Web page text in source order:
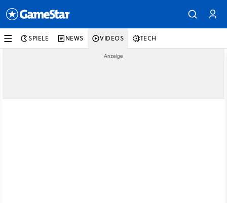
SPIELE NEWS VIDEOS TECH